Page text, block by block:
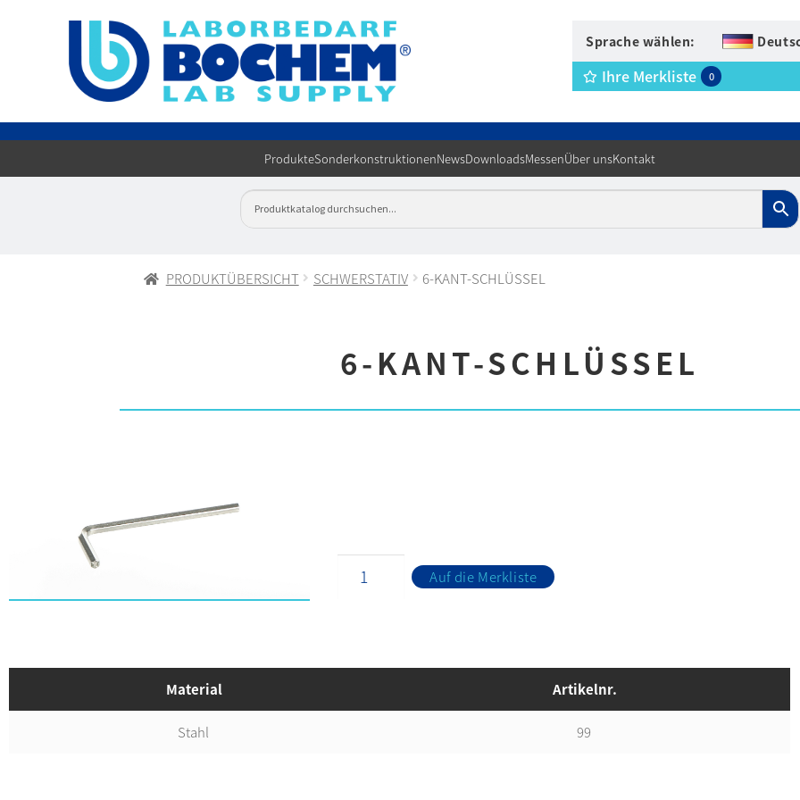
Sprache wählen:
Ihre Merkliste 0
ProdukteSonderkonstruktionenNewsDownloadsMessenÜber unsKontakt
PRODUKTÜBERSICHT SCHWERSTATIV 6-KANT-SCHLÜSSEL
6-KANT-SCHLÜSSEL
Auf die Merkliste
Material Artikelnr.
Stahl 99